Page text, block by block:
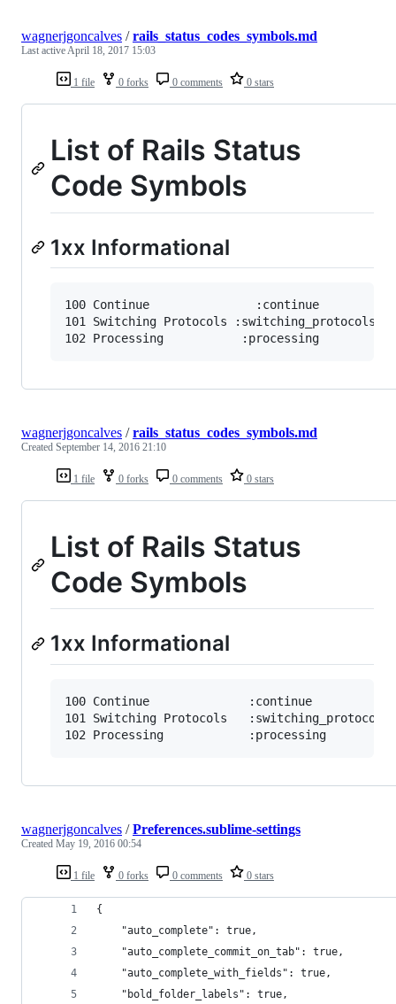
1 file 0 forks 0 comments 0 stars
wagnerjgoncalves /rails_status_codes_symbols.md
Last activeApril 18, 2017 15:03
List of Rails Status
Code Symbols
1xx Informational
100	Continue	           :continue
101	Switching Protocols	:switching_protocols
1 file 0 forks 0 comments 0 stars
wagnerjgoncalves /rails_status_codes_symbols.md
Created September 14, 2016 21:10
List of Rails Status
Code Symbols
1xx Informational
100	Continue              :continue
101	Switching Protocols   :switching_protocols
1 file 0 forks 0 comments 0 stars
wagnerjgoncalves /Preferences.sublime-settings
Created May 19, 2016 00:54
{
	"auto_complete": true,
	"auto_complete_commit_on_tab": true,
	"auto_complete_with_fields": true,
	"bold_folder_labels": true,